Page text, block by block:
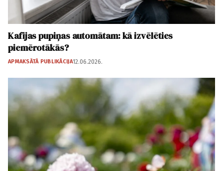
Kafijas pupiņas automātam: kā izvēlēties
piemērotākās?
APMAKSĀTĀ PUBLIKĀCIJA12.06.2026.